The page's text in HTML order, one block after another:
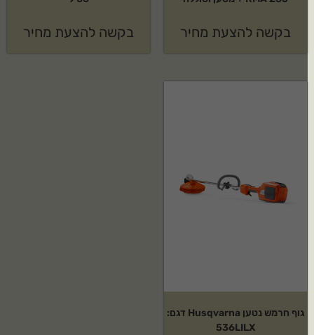
בקשה להצעת מחיר בקשה להצעת מחיר
גוף חרמש נטען Husqvarna דגם:
536LILX